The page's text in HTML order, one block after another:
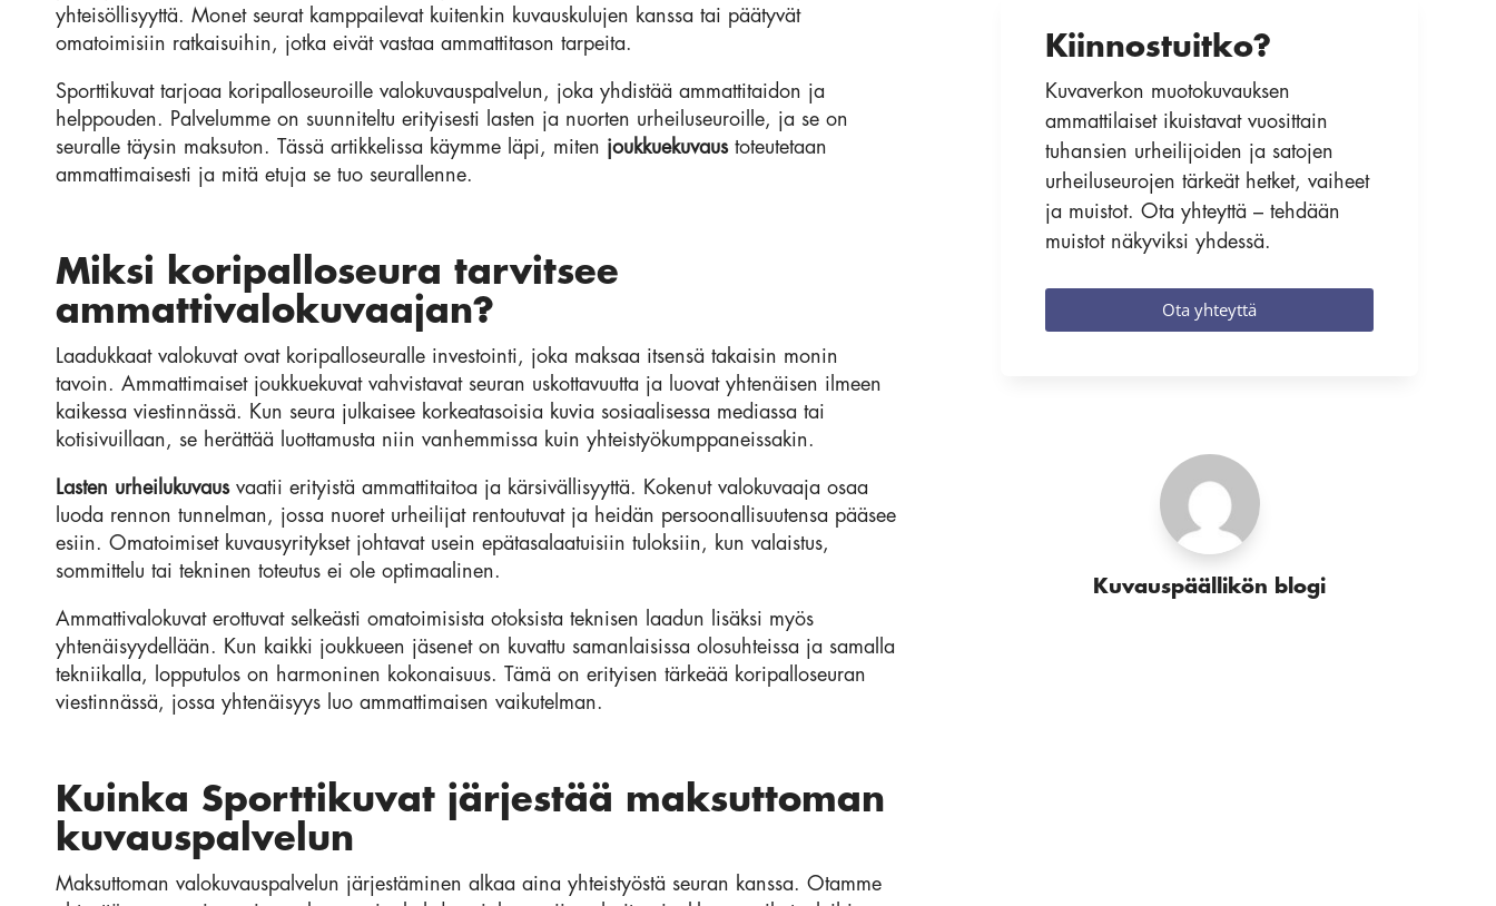
yhteisöllisyyttä. Monet seurat kamppailevat kuitenkin kuvauskulujen kanssa tai päätyvät
omatoimisiin ratkaisuihin, jotka eivät vastaa ammattitason tarpeita.
Sporttikuvat tarjoaa koripalloseuroille valokuvauspalvelun, joka yhdistää ammattitaidon ja
helppouden. Palvelumme on suunniteltu erityisesti lasten ja nuorten urheiluseuroille, ja se on
seuralle täysin maksuton. Tässä artikkelissa käymme läpi, miten joukkuekuvaustoteutetaan
ammattimaisesti ja mitä etuja se tuo seurallenne.
Miksi koripalloseura tarvitsee
ammattivalokuvaajan?
Laadukkaat valokuvat ovat koripalloseuralle investointi, joka maksaa itsensä takaisin monin
tavoin. Ammattimaiset joukkuekuvat vahvistavat seuran uskottavuutta ja luovat yhtenäisen ilmeen
kaikessa viestinnässä. Kun seura julkaisee korkeatasoisia kuvia sosiaalisessa mediassa tai
kotisivuillaan, se herättää luottamusta niin vanhemmissa kuin yhteistyökumppaneissakin.
Lasten urheilukuvausvaatii erityistä ammattitaitoa ja kärsivällisyyttä. Kokenut valokuvaaja osaa
luoda rennon tunnelman, jossa nuoret urheilijat rentoutuvat ja heidän persoonallisuutensa pääsee
esiin. Omatoimiset kuvausyritykset johtavat usein epätasalaatuisiin tuloksiin, kun valaistus,
sommittelu tai tekninen toteutus ei ole optimaalinen.
Ammattivalokuvat erottuvat selkeästi omatoimisista otoksista teknisen laadun lisäksi myös
yhtenäisyydellään. Kun kaikki joukkueen jäsenet on kuvattu samanlaisissa olosuhteissa ja samalla
tekniikalla, lopputulos on harmoninen kokonaisuus. Tämä on erityisen tärkeää koripalloseuran
viestinnässä, jossa yhtenäisyys luo ammattimaisen vaikutelman.
Kuinka Sporttikuvat järjestää maksuttoman
kuvauspalvelun
Maksuttoman valokuvauspalvelun järjestäminen alkaa aina yhteistyöstä seuran kanssa. Otamme
Kiinnostuitko?
Kuvaverkon muotokuvauksen
ammattilaiset ikuistavat vuosittain
tuhansien urheilijoiden ja satojen
urheiluseurojen tärkeät hetket, vaiheet
ja muistot. Ota yhteyttä – tehdään
muistot näkyviksi yhdessä.
Ota yhteyttä
Kuvauspäällikön blogi